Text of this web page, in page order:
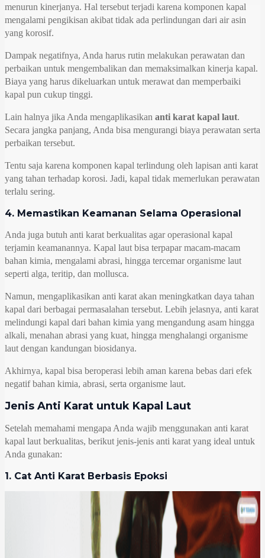
menurun kinerjanya. Hal tersebut terjadi karena komponen kapal
mengalami pengikisan akibat tidak ada perlindungan dari air asin
yang korosif.
Dampak negatifnya, Anda harus rutin melakukan perawatan dan
perbaikan untuk mengembalikan dan memaksimalkan kinerja kapal.
Biaya yang harus dikeluarkan untuk merawat dan memperbaiki
kapal pun cukup tinggi.
Lain halnya jika Anda mengaplikasikan anti karat kapal laut.
Secara jangka panjang, Anda bisa mengurangi biaya perawatan serta
perbaikan tersebut.
Tentu saja karena komponen kapal terlindung oleh lapisan anti karat
yang tahan terhadap korosi. Jadi, kapal tidak memerlukan perawatan
terlalu sering.
4. Memastikan Keamanan Selama Operasional
Anda juga butuh anti karat berkualitas agar operasional kapal
terjamin keamanannya. Kapal laut bisa terpapar macam-macam
bahan kimia, mengalami abrasi, hingga tercemar organisme laut
seperti alga, teritip, dan mollusca.
Namun, mengaplikasikan anti karat akan meningkatkan daya tahan
kapal dari berbagai permasalahan tersebut. Lebih jelasnya, anti karat
melindungi kapal dari bahan kimia yang mengandung asam hingga
alkali, menahan abrasi yang kuat, hingga menghalangi organisme
laut dengan kandungan biosidanya.
Akhirnya, kapal bisa beroperasi lebih aman karena bebas dari efek
negatif bahan kimia, abrasi, serta organisme laut.
Jenis Anti Karat untuk Kapal Laut
Setelah memahami mengapa Anda wajib menggunakan anti karat
kapal laut berkualitas, berikut jenis-jenis anti karat yang ideal untuk
Anda gunakan:
1. Cat Anti Karat Berbasis Epoksi